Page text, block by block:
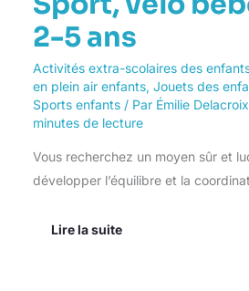
2-5 ans
Activités extra-scolaires des
en plein air enfants, Jouets des
Sports enfants/ Par Émilie Delacroix
minutes de lecture
Vous recherchez un moyen sûr et
développer l’équilibre et la
Lire la suite